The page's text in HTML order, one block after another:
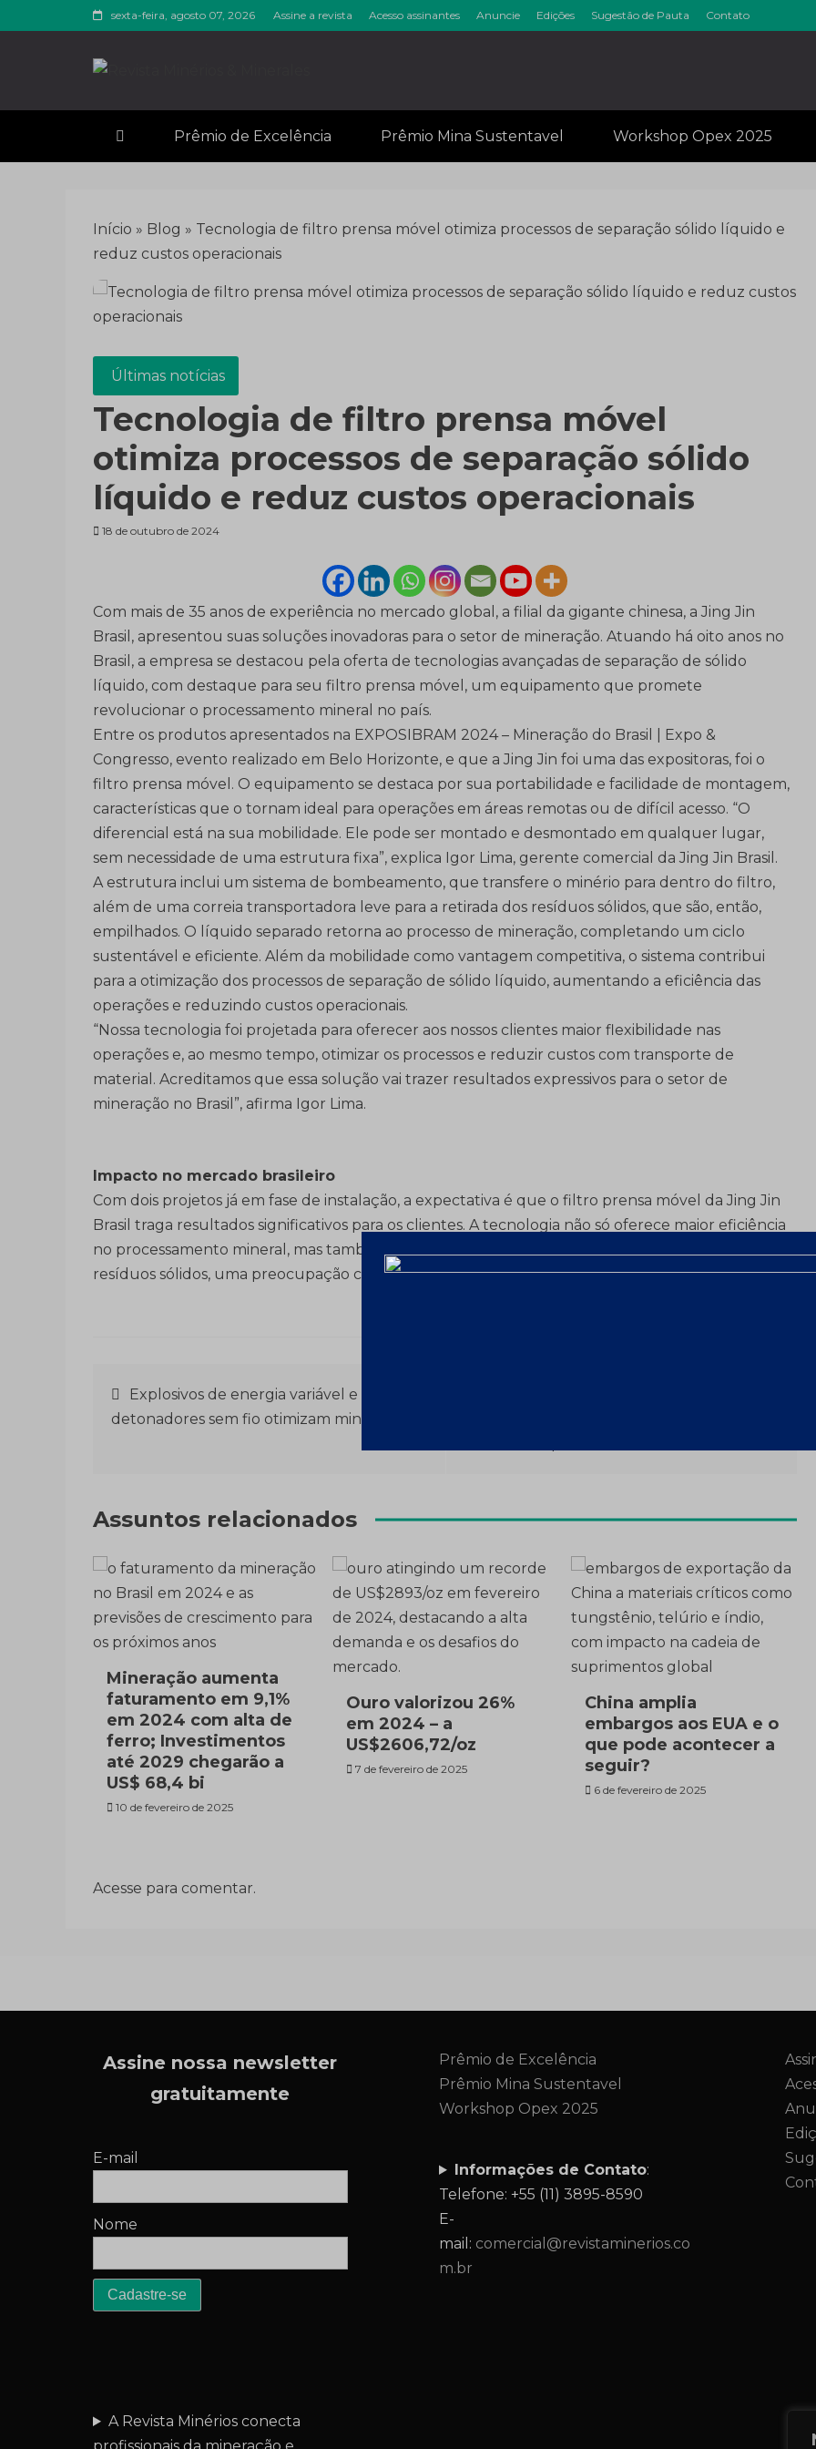
to
sexta-feira, agosto 07, 2026 Assine a revista Acesso assinantes Anuncie Edições Sugestão de Pauta Contato
Revista Minérios &
Prêmio de Excelência Prêmio Mina Sustentavel Workshop Opex 2025
Início » Blog » Tecnologia de filtro prensa móvel otimiza processos de separação sólido líquido e
reduz custos operacionais
Últimas notícias
Tecnologia de filtro prensa móvel
otimiza processos de separação sólido
líquido e reduz custos operacionais
18 de outubro de 2024
Com mais de 35 anos de experiência no mercado global, a filial da gigante chinesa, a Jing Jin
Brasil, apresentou suas soluções inovadoras para o setor de mineração. Atuando há oito anos no
Brasil, a empresa se destacou pela oferta de tecnologias avançadas de separação de sólido
líquido, com destaque para seu filtro prensa móvel, um equipamento que promete
revolucionar o processamento mineral no país.
Entre os produtos apresentados na EXPOSIBRAM 2024 – Mineração do Brasil | Expo &
Congresso, evento realizado em Belo Horizonte, e que a Jing Jin foi uma das expositoras, foi o
filtro prensa móvel. O equipamento se destaca por sua portabilidade e facilidade de montagem,
características que o tornam ideal para operações em áreas remotas ou de difícil acesso. “O
diferencial está na sua mobilidade. Ele pode ser montado e desmontado em qualquer lugar,
sem necessidade de uma estrutura fixa”, explica Igor Lima, gerente comercial da Jing Jin Brasil.
A estrutura inclui um sistema de bombeamento, que transfere o minério para dentro do filtro,
além de uma correia transportadora leve para a retirada dos resíduos sólidos, que são, então,
empilhados. O líquido separado retorna ao processo de mineração, completando um ciclo
sustentável e eficiente. Além da mobilidade como vantagem competitiva, o sistema contribui
para a otimização dos processos de separação de sólido líquido, aumentando a eficiência das
operações e reduzindo custos operacionais.
“Nossa tecnologia foi projetada para oferecer aos nossos clientes maior flexibilidade nas
operações e, ao mesmo tempo, otimizar os processos e reduzir custos com transporte de
material. Acreditamos que essa solução vai trazer resultados expressivos para o setor de
mineração no Brasil”, afirma Igor Lima.
Impacto no mercado brasileiro
Com dois projetos já em fase de instalação, a expectativa é que o filtro prensa móvel da Jing Jin
Brasil traga resultados significativos para os clientes. A tecnologia não só oferece maior eficiência
no processamento mineral, mas também contribui para uma gestão mais sustentável dos
resíduos sólidos, uma preocupação crescente no setor.
Navegação
de
Explosivos de energia variável e
detonadores sem fio otimizam mineração
Assuntos relacionados
Mineração aumenta
faturamento em 9,1%
em 2024 com alta de
ferro; Investimentos
até 2029 chegarão a
US$ 68,4 bi
10 de fevereiro de 2025
Ouro valorizou 26%
em 2024 – a
US$2606,72/oz
7 de fevereiro de 2025
China amplia
embargos aos EUA e o
que pode acontecer a
seguir?
6 de fevereiro de 2025
Acesse para comentar.
Assine nossa newsletter
gratuitamente
E-mail
Nome
A Revista Minérios conecta
Prêmio de Excelência
Prêmio Mina Sustentavel
Workshop Opex 2025
Informações de Contato:
Telefone: +55 (11) 3895-8590
E-
mail: comercial@revistaminerios.co
m.br